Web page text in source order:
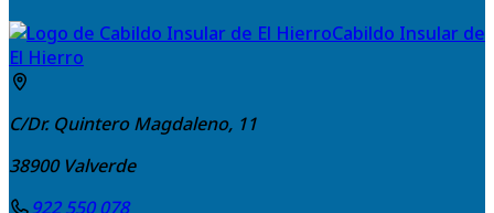
Cabildo Insular de
El Hierro
C/Dr. Quintero Magdaleno, 11
38900 Valverde
922 550 078